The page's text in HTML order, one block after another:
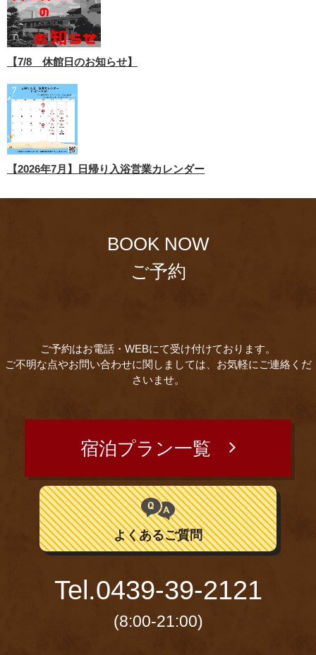
【7/8 休館日のお知らせ】
【2026年7月】日帰り入浴営業カレンダー
BOOK NOW
ご予約
ご予約はお電話・WEBにて受け付けております。
ご不明な点やお問い合わせに関しましては、お気軽にご連絡くだ
さいませ。
宿泊プラン一覧
よくあるご質問
Tel.0439-39-2121
(8:00-21:00)